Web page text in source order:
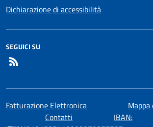
Dichiarazione di accessibilità
SEGUICI SU
Fatturazione Elettronica
Contatti
IBAN: